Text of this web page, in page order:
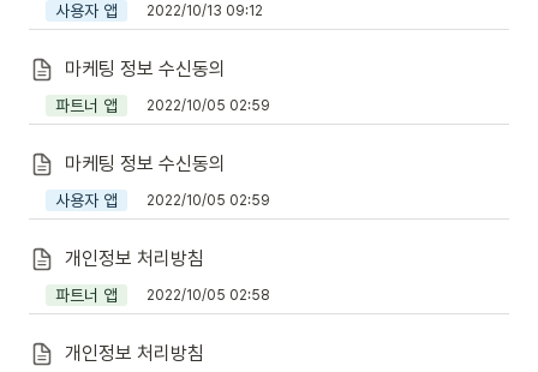
사용자 앱 2022/10/13 09:12
마케팅 정보 수신동의
파트너 앱 2022/10/05 02:59
마케팅 정보 수신동의
사용자 앱 2022/10/05 02:59
개인정보 처리방침
파트너 앱 2022/10/05 02:58
개인정보 처리방침